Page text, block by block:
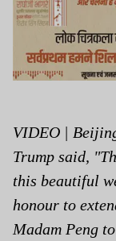
VIDEO |
Trump said,
this beautiful
honour to
Madam Peng